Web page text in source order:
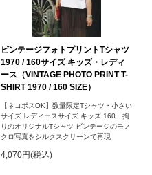
ビンテージフォトプリントTシャツ
1970 / 160サイズ キッズ・レディ
ース（VINTAGE PHOTO PRINT T-
SHIRT 1970 / 160 SIZE）
【ネコポスOK】数量限定Tシャツ・小さい
サイズ レディースサイズ キッズ 160 拘
りのオリジナルTシャツ ビンテージのモノ
クロ写真をシルクスクリーンで再現
4,070円(税込)